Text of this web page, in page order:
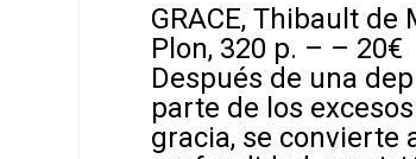
GRACE, Thibault de
Plon, 320 p. – – 20€
Después de una
parte de los
gracia, se convierte